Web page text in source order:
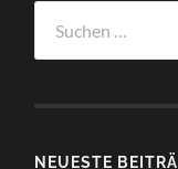
nach:
NEUESTE